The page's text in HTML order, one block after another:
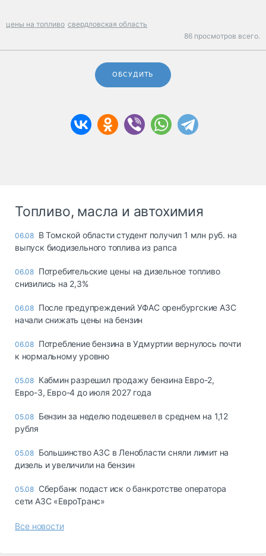
цены на топливо свердловская область
86 просмотров всего.
ОБСУДИТЬ
Топливо, масла и автохимия
06.08 В Томской области студент получил 1 млн руб. на
выпуск биодизельного топлива из рапса
06.08 Потребительские цены на дизельное топливо
снизились на 2,3%
06.08 После предупреждений УФАС оренбургские АЗС
начали снижать цены на бензин
06.08 Потребление бензина в Удмуртии вернулось почти
к нормальному уровню
05.08 Кабмин разрешил продажу бензина Евро-2,
Евро-3, Евро-4 до июля 2027 года
05.08 Бензин за неделю подешевел в среднем на 1,12
рубля
05.08 Большинство АЗС в Ленобласти сняли лимит на
дизель и увеличили на бензин
05.08 Сбербанк подаст иск о банкротстве оператора
сети АЗС «ЕвроТранс»
Все новости